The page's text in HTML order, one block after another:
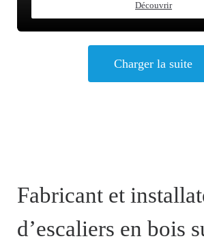
Découvrir
Charger la suite
Fabricant et
d’escaliers en bois